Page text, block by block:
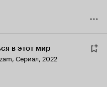
в этот мир
, Сериал, 2022